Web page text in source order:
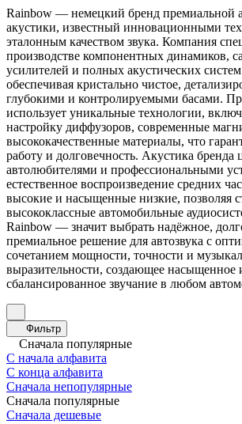
Rainbow — немецкий бренд премиальной
акустики, известный инновационными
эталонным качеством звука. Компания
производстве компонентных динамиков,
усилителей и полных акустических
обеспечивая кристально чистое,
глубокими и контролируемыми басами.
использует уникальные технологии,
настройку диффузоров, современные
высококачественные материалы, что
работу и долговечность. Акустика бренда
автолюбителями и профессиональными
естественное воспроизведение средних
высокие и насыщенные низкие, позволяя
высококлассные автомобильные
Rainbow — значит выбрать надёжное,
премиальное решение для автозвука с
сочетанием мощности, точности и
выразительности, создающее насыщенное
сбалансированное звучание в любом
Фильтр
Сначала популярные
С начала алфавита
С конца алфавита
Сначала непопулярные
Сначала популярные
Сначала дешевые